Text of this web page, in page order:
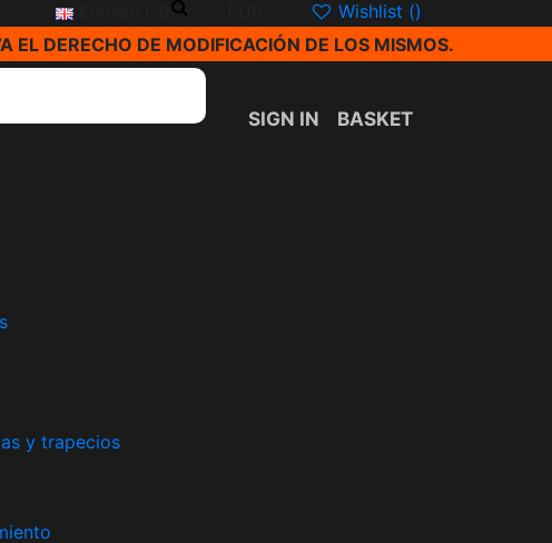
English GB Wishlist ()
EL DERECHO DE MODIFICACIÓN DE LOS MISMOS.
SIGN IN BASKET
y trapecios